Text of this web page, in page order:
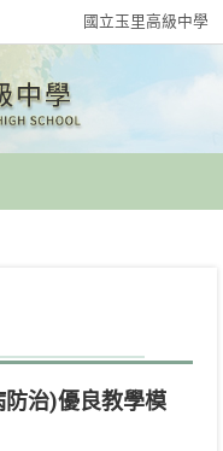
國立玉里高級中學
治)優良教學模